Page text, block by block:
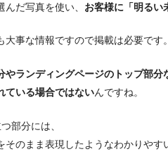
だ写真を使い、 お客様に「明るい
大事な情報ですので掲載は必要です。
やランディングページのトップ部分
ている場合ではないんですね。
部分には、
のまま表現したようなわかりやす